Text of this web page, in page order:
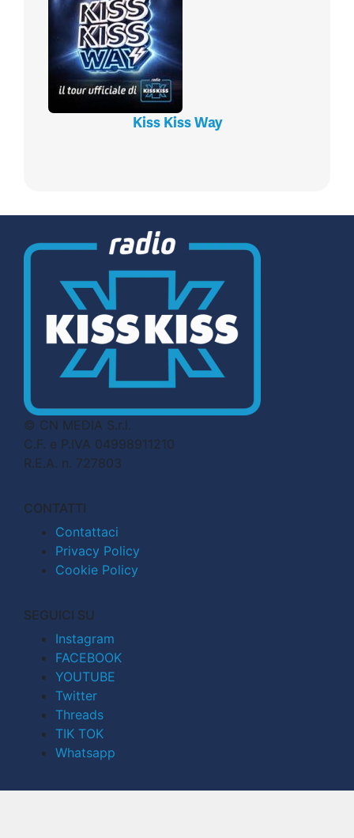
Kiss Kiss Way
© CN MEDIA S.r.l.
C.F. e P.IVA 04998911210
R.E.A. n. 727803
CONTATTI
Contattaci
Privacy Policy
Cookie Policy
SEGUICI SU
Instagram
FACEBOOK
YOUTUBE
Twitter
Threads
TIK TOK
Whatsapp